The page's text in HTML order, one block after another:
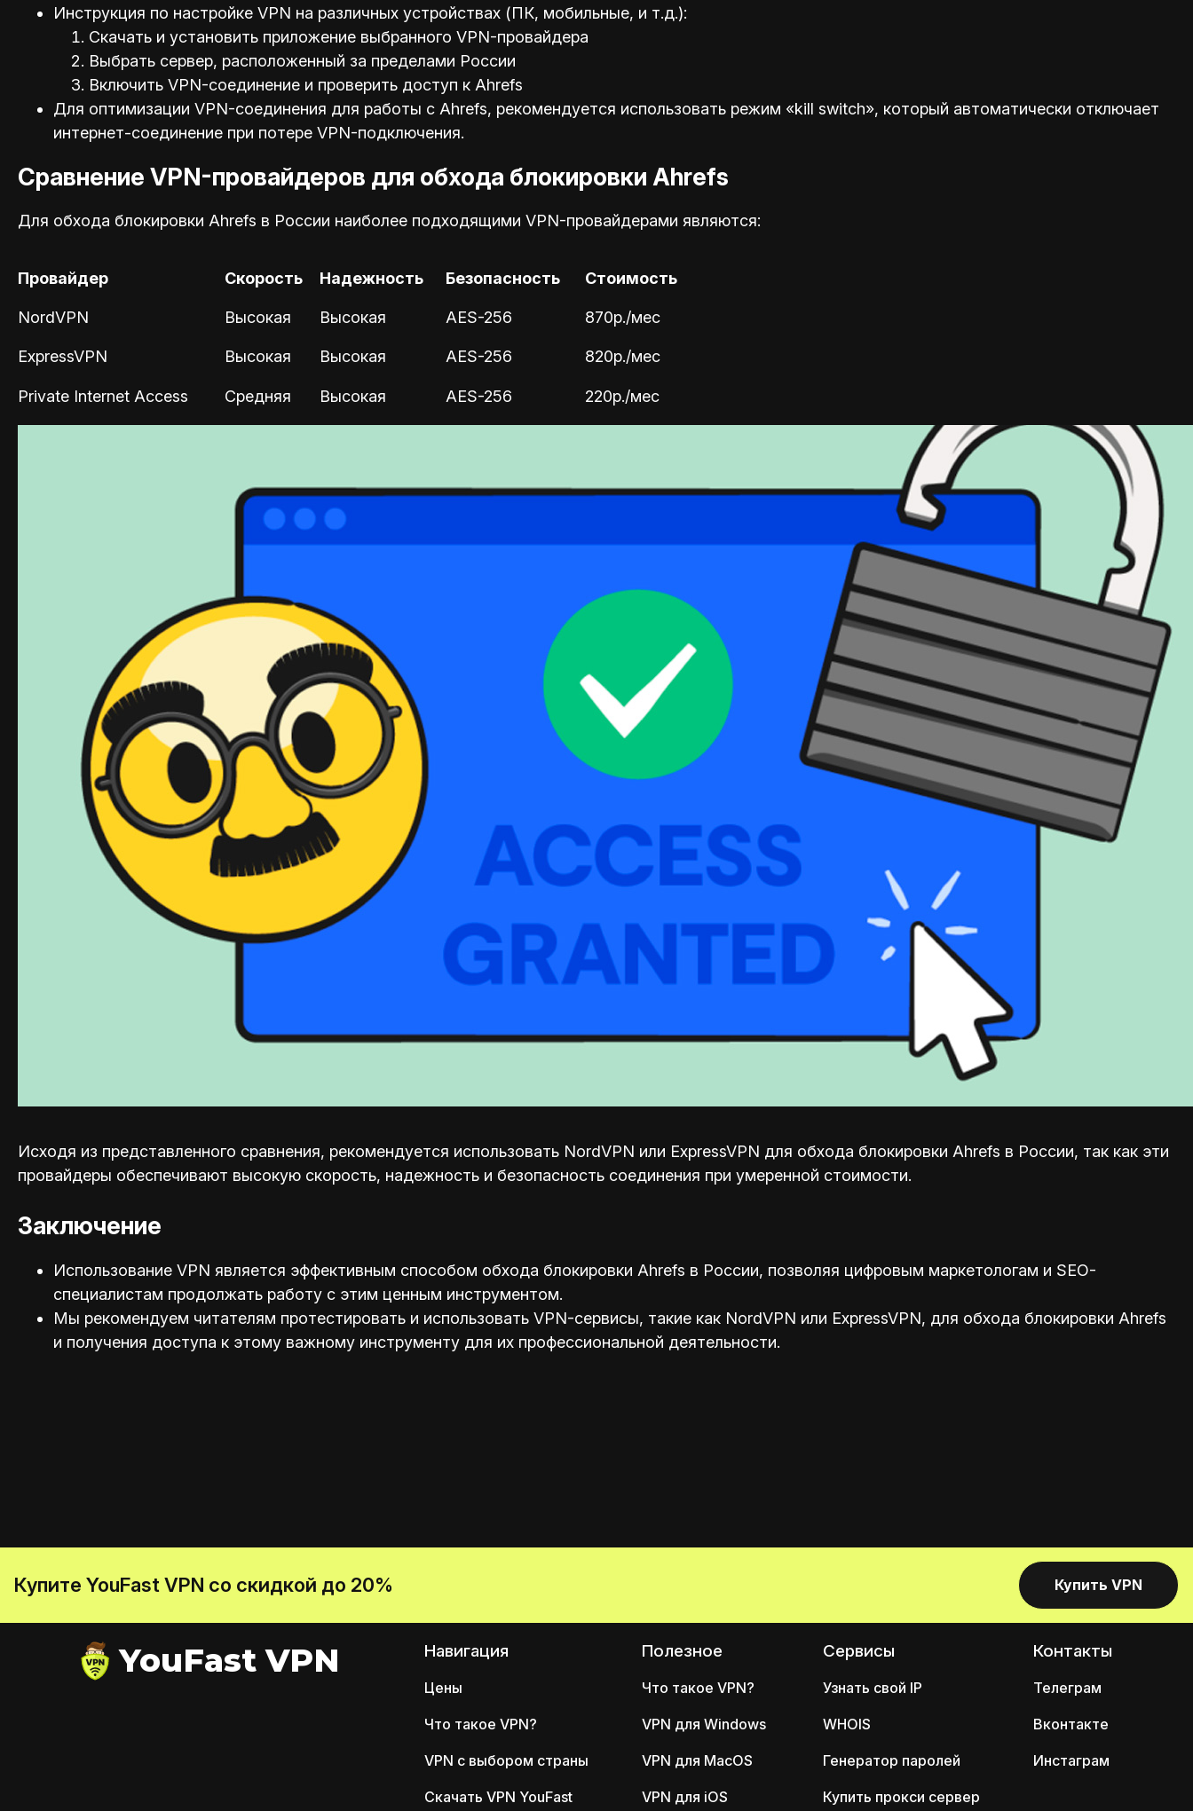
Инструкция по настройке VPN на различных устройствах (ПК, мобильные, и т.д.):
Скачать и установить приложение выбранного VPN-провайдера
Выбрать сервер, расположенный за пределами России
Включить VPN-соединение и проверить доступ к Ahrefs
Для оптимизации VPN-соединения для работы с Ahrefs, рекомендуется использовать режим «kill switch», который автоматически отключает
интернет-соединение при потере VPN-подключения.
Сравнение VPN-провайдеров для обхода блокировки Ahrefs
Для обхода блокировки Ahrefs в России наиболее подходящими VPN-провайдерами являются:
Провайдер Скорость Надежность Безопасность Стоимость
NordVPN Высокая Высокая AES-256 870р./мес
ExpressVPN Высокая Высокая AES-256 820р./мес
Private Internet Access Средняя Высокая AES-256 220р./мес
Исходя из представленного сравнения, рекомендуется использовать NordVPN или ExpressVPN для обхода блокировки Ahrefs в России, так как эти
провайдеры обеспечивают высокую скорость, надежность и безопасность соединения при умеренной стоимости.
Заключение
Использование VPN является эффективным способом обхода блокировки Ahrefs в России, позволяя цифровым маркетологам и SEO-
специалистам продолжать работу с этим ценным инструментом.
Мы рекомендуем читателям протестировать и использовать VPN-сервисы, такие как NordVPN или ExpressVPN, для обхода блокировки Ahrefs
и получения доступа к этому важному инструменту для их профессиональной деятельности.
Купите YouFast VPN со скидкой до 20% Купить VPN
YouFast VPN Навигация
Цены
Что такое VPN?
VPN с выбором страны
Скачать VPN YouFast
Полезное
Что такое VPN?
VPN для Windows
VPN для MacOS
VPN для iOS
Сервисы
Узнать свой IP
WHOIS
Генератор паролей
Купить прокси сервер
Контакты
Телеграм
Вконтакте
Инстаграм